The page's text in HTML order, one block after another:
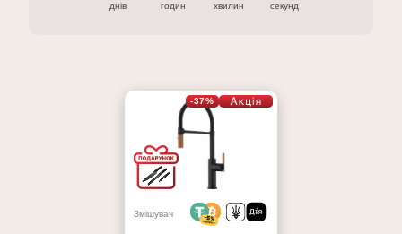
днів годин хвилин секунд
-37%
Змішувач